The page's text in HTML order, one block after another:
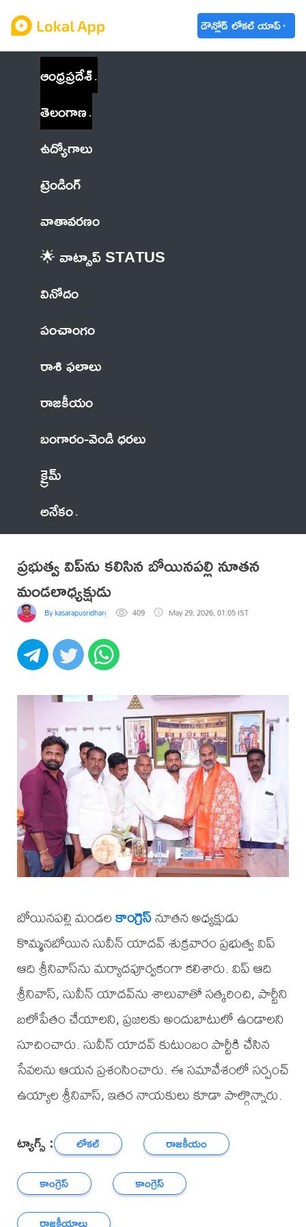
డౌన్లోడ్ లోకల్ యాప్
ఆంధ్రప్రదేశ్
తెలంగాణ
ఉద్యోగాలు
ట్రెండింగ్
వాతావరణం
🌟 వాట్సాప్ STATUS
వినోదం
పంచాంగం
రాశి ఫలాలు
రాజకీయం
బంగారం-వెండి ధరలు
క్రైమ్
అనేకం
ప్రభుత్వ విప్‌ను కలిసిన బోయినపల్లి నూతన
మండలాధ్యక్షుడు
By kasarapusridhargoud 409 May 29, 2026, 01:05 IST
బోయినపల్లి మండలకాంగ్రెస్నూతన అధ్యక్షుడు
కొమ్మనబోయిన సువీన్ యాదవ్ శుక్రవారం ప్రభుత్వ విప్
ఆది శ్రీనివాస్‌ను మర్యాదపూర్వకంగా కలిశారు. విప్ ఆది
శ్రీనివాస్, సువీన్ యాదవ్‌ను శాలువాతో సత్కరించి, పార్టీని
బలోపేతం చేయాలని, ప్రజలకు అందుబాటులో ఉండాలని
సూచించారు. సువీన్ యాదవ్ కుటుంబం పార్టీకి చేసిన
సేవలను ఆయన ప్రశంసించారు. ఈ సమావేశంలో సర్పంచ్
ఉయ్యాల శ్రీనివాస్, ఇతర నాయకులు కూడా పాల్గొన్నారు.
ట్యాగ్స్ : లోకల్
రాజకీయం
కాంగ్రెస్
కాంగ్రెస్
రాజకీయాలు